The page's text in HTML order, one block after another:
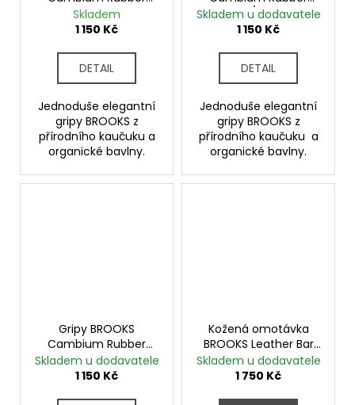
BLACK
Skladem
1 150 Kč
DETAIL
Jednoduše elegantní
gripy BROOKS z
přírodního kaučuku a
organické bavlny.
black/octane
Skladem u dodavatele
1 150 Kč
DETAIL
Jednoduše elegantní
gripy BROOKS z
přírodního kaučuku a
organické bavlny.
Gripy BROOKS
Cambium Rubber
přírodní
Skladem u dodavatele
1 150 Kč
Kožená omotávka
BROOKS Leather Bar
Tape BLACK
Skladem u dodavatele
1 750 Kč